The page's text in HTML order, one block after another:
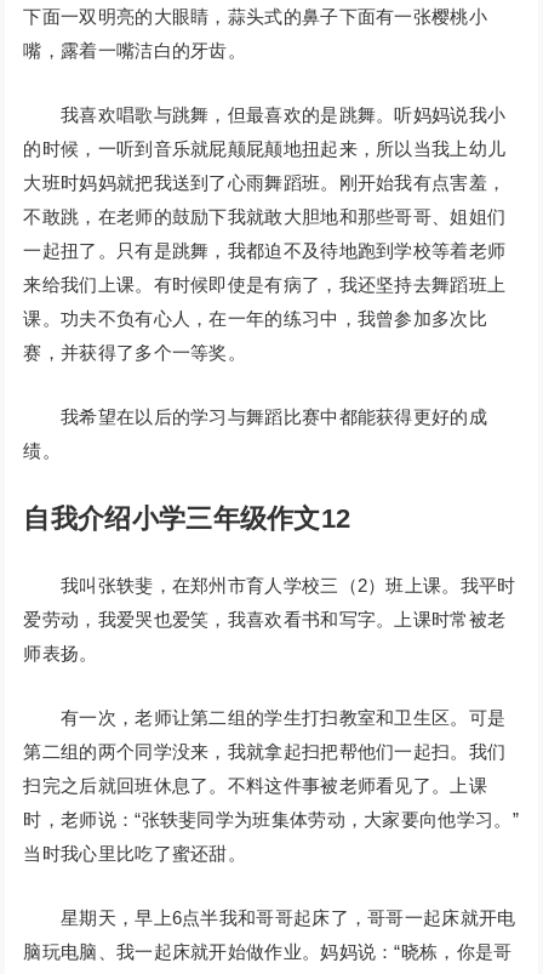
下面一双明亮的大眼睛，蒜头式的鼻子下面有一张樱桃小
嘴，露着一嘴洁白的牙齿。
我喜欢唱歌与跳舞，但最喜欢的是跳舞。听妈妈说我小
的时候，一听到音乐就屁颠屁颠地扭起来，所以当我上幼儿
大班时妈妈就把我送到了心雨舞蹈班。刚开始我有点害羞，
不敢跳，在老师的鼓励下我就敢大胆地和那些哥哥、姐姐们
一起扭了。只有是跳舞，我都迫不及待地跑到学校等着老师
来给我们上课。有时候即使是有病了，我还坚持去舞蹈班上
课。功夫不负有心人，在一年的练习中，我曾参加多次比
赛，并获得了多个一等奖。
我希望在以后的学习与舞蹈比赛中都能获得更好的成
绩。
自我介绍小学三年级作文12
我叫张轶斐，在郑州市育人学校三（2）班上课。我平时
爱劳动，我爱哭也爱笑，我喜欢看书和写字。上课时常被老
师表扬。
有一次，老师让第二组的学生打扫教室和卫生区。可是
第二组的两个同学没来，我就拿起扫把帮他们一起扫。我们
扫完之后就回班休息了。不料这件事被老师看见了。上课
时，老师说：“张轶斐同学为班集体劳动，大家要向他学习。”
当时我心里比吃了蜜还甜。
星期天，早上6点半我和哥哥起床了，哥哥一起床就开电
脑玩电脑、我一起床就开始做作业。妈妈说：“晓栋，你是哥